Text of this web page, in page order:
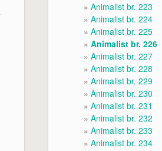
Animalist br. 223
Animalist br. 224
Animalist br. 225
Animalist br. 226
Animalist br. 227
Animalist br. 228
Animalist br. 229
Animalist br. 230
Animalist br. 231
Animalist br. 232
Animalist br. 233
Animalist br. 234